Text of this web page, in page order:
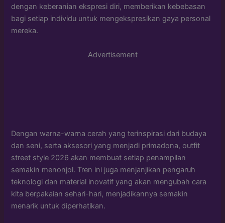
dengan keberanian ekspresi diri, memberikan kebebasan
bagi setiap individu untuk mengekspresikan gaya personal
mereka.
Advertisement
Dengan warna-warna cerah yang terinspirasi dari budaya
dan seni, serta aksesori yang menjadi primadona, outfit
street style 2026 akan membuat setiap penampilan
semakin menonjol. Tren ini juga menjanjikan pengaruh
teknologi dan material inovatif yang akan mengubah cara
kita berpakaian sehari-hari, menjadikannya semakin
menarik untuk diperhatikan.